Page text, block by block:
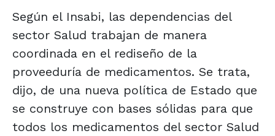
Según el Insabi, las dependencias del
sector Salud trabajan de manera
coordinada en el rediseño de la
proveeduría de medicamentos. Se trata,
dijo, de una nueva política de Estado que
se construye con bases sólidas para que
todos los medicamentos del sector Salud